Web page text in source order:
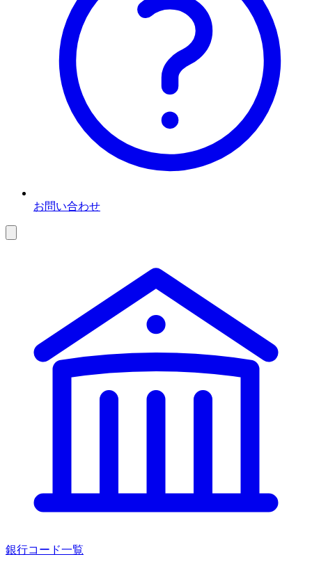
お問い合わせ
銀行コード一覧